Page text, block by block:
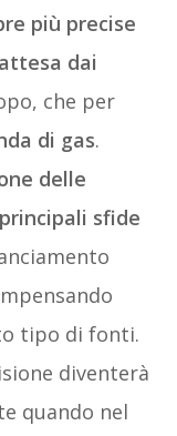
più precise
dai
che per
di gas.
delle
sfide
tipo di fonti.
diventerà
quando nel